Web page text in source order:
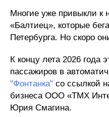
Многие уже привыкли к
«Балтиец», которые
Петербурга. Но скоро
К концу лета 2026 года
пассажиров в
"Фонтанка" со ссылкой
бизнеса ООО «ТМХ
Юрия Смагина.